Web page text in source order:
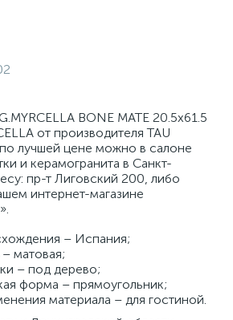
BONE MATE 20.5x61.5
от производителя TAU
лучшей цене можно в салоне
и керамогранита в Санкт-
пр-т Лиговский 200, либо
интернет-магазине
– Испания;
матовая;
– под дерево;
форма – прямоугольник;
материала – для гостиной.